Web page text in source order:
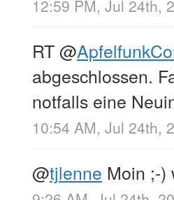
12:59 PM, Jul 24th,
RT@
abgeschlossen.
notfalls eine
10:54 AM, Jul 24th,
@tjlenne Moin ;-)